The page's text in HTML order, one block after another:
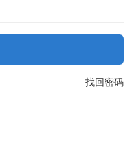
找回密码